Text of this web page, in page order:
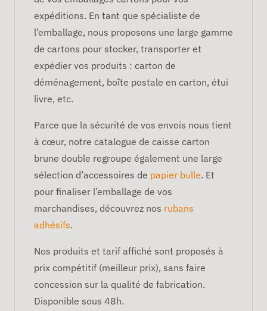
expéditions. En tant que spécialiste de
l’emballage, nous proposons une large gamme
de cartons pour stocker, transporter et
expédier vos produits : carton de
déménagement, boîte postale en carton, étui
livre, etc.
Parce que la sécurité de vos envois nous tient
à cœur, notre catalogue de caisse carton
brune double regroupe également une large
sélection d’accessoires de papier bulle. Et
pour finaliser l’emballage de vos
marchandises, découvrez nos rubans
adhésifs.
Nos produits et tarif affiché sont proposés à
prix compétitif (meilleur prix), sans faire
concession sur la qualité de fabrication.
Disponible sous 48h.